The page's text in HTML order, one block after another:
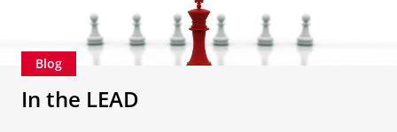
Blog
In the LEAD